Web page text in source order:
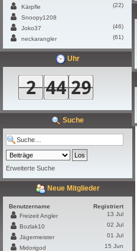
Kärpfle
(22)
Snoopy1208
Joko37
(46)
neckarangler
(61)
Uhr
Suche
Erweiterte Suche
Neue Mitglieder
Benutzername
Registriert
Freizeit Angler
13 Jul
Bozlak10
02 Jul
Jägermeister
01 Jul
Midorigod
15 Jun